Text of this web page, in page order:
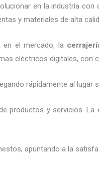
en la industria con
y materiales de alta
en el mercado, la
eléctricos digitales, con
rápidamente al lugar
productos y servicios. La
apuntando a la